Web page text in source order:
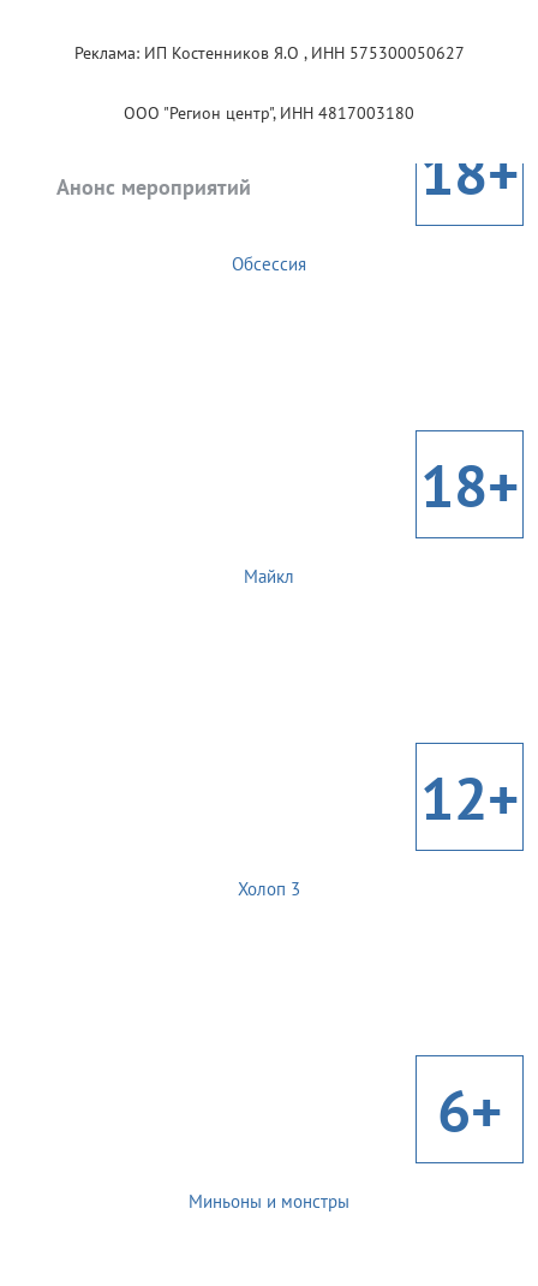
Реклама: ИП Костенников Я.О , ИНН 575300050627
ООО "Регион центр", ИНН 4817003180
Анонс мероприятий 18+
Обсессия
18+
Майкл
12+
Холоп 3
6+
Миньоны и монстры